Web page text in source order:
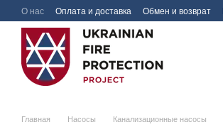
Перейти к основному контенту
О нас Оплата и доставка Обмен и возврат
Главная Насосы Канализационные насосы